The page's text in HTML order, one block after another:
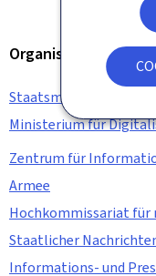
Organisation
Staatsministerium
Ministerium für
Zentrum für
Armee
Hochkommissariat
Staatlicher
Informations- und